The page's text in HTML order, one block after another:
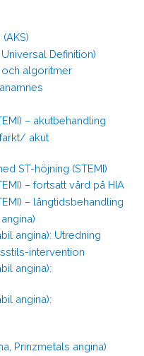
Definition)
algoritmer
– akutbehandling
akut
ST-höjning (STEMI)
– fortsatt vård på HIA
– långtidsbehandling
angina): Utredning
intervention
angina):
angina):
Prinzmetals angina)